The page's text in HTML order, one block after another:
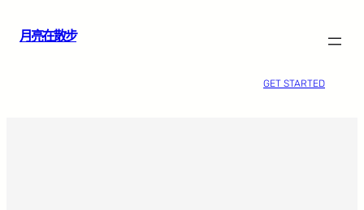
月亮在散步
GET STARTED